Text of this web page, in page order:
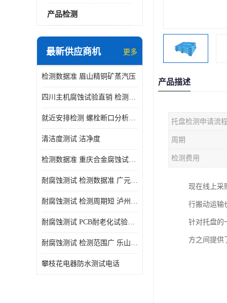
产品检测
最新供应商机 更多
检测数据准 眉山精铜矿蒸汽压
四川主机腐蚀试验直销 检测数据准
就近安排检测 螺栓断口分析公司 断裂失效分析
清洁度测试 洁净度
检测数据准 重庆合金腐蚀试验厂商
耐腐蚀测试 检测数据准 广元家电腐蚀试验
耐腐蚀测试 检测周期短 泸州仪器仪表盐雾试验
耐腐蚀测试 PCB耐老化试验供应 就近安排检测
耐腐蚀测试 检测范围广 乐山腐蚀试验供应
攀枝花电器防水测试电话
产品描述
托盘检测申请流程
周期
检测费用
现在线上采
行搬动运输
针对托盘的
方之间提供